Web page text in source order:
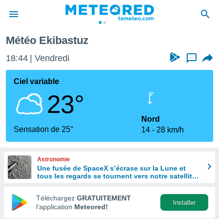
de
en
Météo Ekibastuz
18:44 Vendredi ...
Ciel variable
23°
Sensation de 25°
Nord
14
28 km/h
Astronomie
Une fusée de SpaceX s’écrase sur la Lune et
tous les regards se tournent vers notre satellite à
Téléchargez GRATUITEMENT
l’application Meteored!
Installer